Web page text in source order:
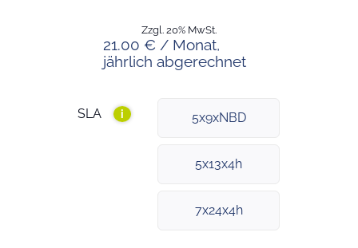
21.00 € / Monat,
jährlich abgerechnet
Zzgl. 20% MwSt.
SLA i 5x9xNBD
5x13x4h
7x24x4h